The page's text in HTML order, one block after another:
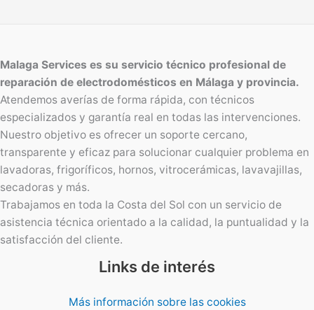
Malaga Services es su servicio técnico profesional de
reparación de electrodomésticos en Málaga y provincia.
Atendemos averías de forma rápida, con técnicos
especializados y garantía real en todas las intervenciones.
Nuestro objetivo es ofrecer un soporte cercano,
transparente y eficaz para solucionar cualquier problema en
lavadoras, frigoríficos, hornos, vitrocerámicas, lavavajillas,
secadoras y más.
Trabajamos en toda la Costa del Sol con un servicio de
asistencia técnica orientado a la calidad, la puntualidad y la
satisfacción del cliente.
Links de interés
Más información sobre las cookies